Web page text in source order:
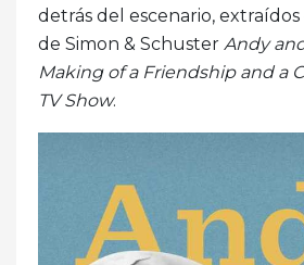
detrás del escenario,
de Simon & Schuster Andy
Making of a Friendship and a
TV Show.